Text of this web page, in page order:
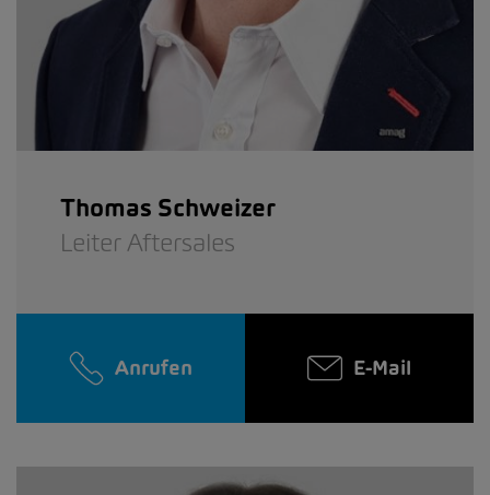
Thomas Schweizer
Leiter Aftersales
Anrufen E-Mail